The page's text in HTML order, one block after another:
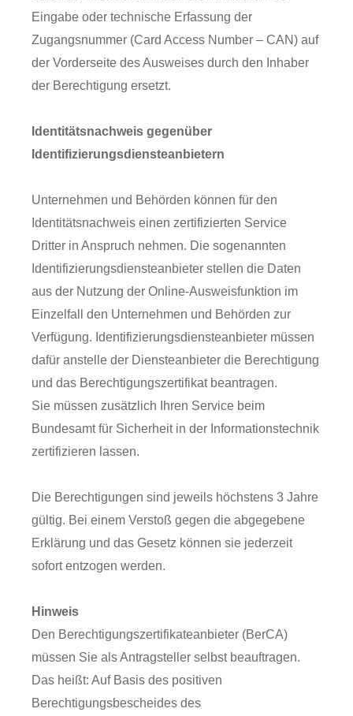
Eingabe oder technische Erfassung der
Zugangsnummer (Card Access Number – CAN) auf
der Vorderseite des Ausweises durch den Inhaber
der Berechtigung ersetzt.
Identitätsnachweis gegenüber
Identifizierungsdiensteanbietern
Unternehmen und Behörden können für den
Identitätsnachweis einen zertifizierten Service
Dritter in Anspruch nehmen. Die sogenannten
Identifizierungsdiensteanbieter stellen die Daten
aus der Nutzung der Online-Ausweisfunktion im
Einzelfall den Unternehmen und Behörden zur
Verfügung. Identifizierungsdiensteanbieter müssen
dafür anstelle der Diensteanbieter die Berechtigung
und das Berechtigungszertifikat beantragen.
Sie müssen zusätzlich Ihren Service beim
Bundesamt für Sicherheit in der Informationstechnik
zertifizieren lassen.
Die Berechtigungen sind jeweils höchstens 3 Jahre
gültig. Bei einem Verstoß gegen die abgegebene
Erklärung und das Gesetz können sie jederzeit
sofort entzogen werden.
Hinweis
Den Berechtigungszertifikateanbieter (BerCA)
müssen Sie als Antragsteller selbst beauftragen.
Das heißt: Auf Basis des positiven
Berechtigungsbescheides des